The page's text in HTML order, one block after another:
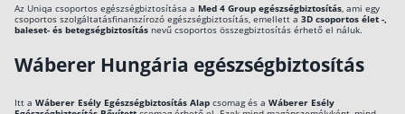
Az Uniqa csoportos egészségbiztosítása a Med 4 Group egészségbiztosítás, ami egy
csoportos szolgáltatásfinanszírozó egészségbiztosítás, emellett a 3D csoportos élet -,
baleset- és betegségbiztosítás nevű csoportos összegbiztosítás érhető el náluk.
Wáberer Hungária egészségbiztosítás
Itt a Wáberer Esély Egészségbiztosítás Alap csomag és a Wáberer Esély